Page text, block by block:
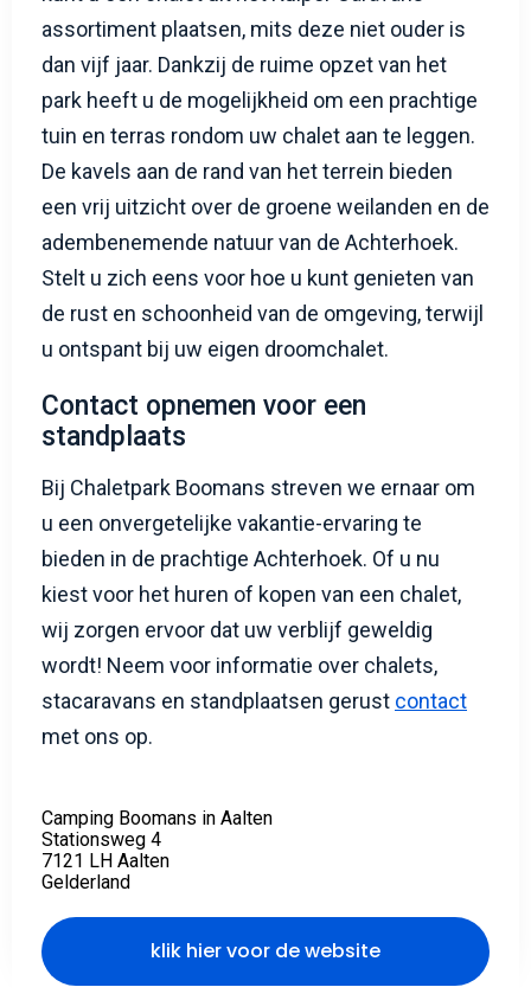
assortiment plaatsen, mits deze niet ouder is
dan vijf jaar. Dankzij de ruime opzet van het
park heeft u de mogelijkheid om een prachtige
tuin en terras rondom uw chalet aan te leggen.
De kavels aan de rand van het terrein bieden
een vrij uitzicht over de groene weilanden en de
adembenemende natuur van de Achterhoek.
Stelt u zich eens voor hoe u kunt genieten van
de rust en schoonheid van de omgeving, terwijl
u ontspant bij uw eigen droomchalet.
Contact opnemen voor een
standplaats
Bij Chaletpark Boomans streven we ernaar om
u een onvergetelijke vakantie-ervaring te
bieden in de prachtige Achterhoek. Of u nu
kiest voor het huren of kopen van een chalet,
wij zorgen ervoor dat uw verblijf geweldig
wordt! Neem voor informatie over chalets,
stacaravans en standplaatsen gerust contact
met ons op.
Camping Boomans in Aalten
Stationsweg 4
7121 LH Aalten
Gelderland
klik hier voor de website